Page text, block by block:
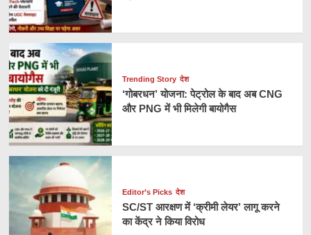
Trending Story देश
‘गोबरधन’ योजना: पेट्रोल के बाद अब CNG
और PNG में भी मिलेगी बायोगैस
Editor’s Picks देश
SC/ST आरक्षण में ‘क्रीमी लेयर’ लागू करने
का केंद्र ने किया विरोध